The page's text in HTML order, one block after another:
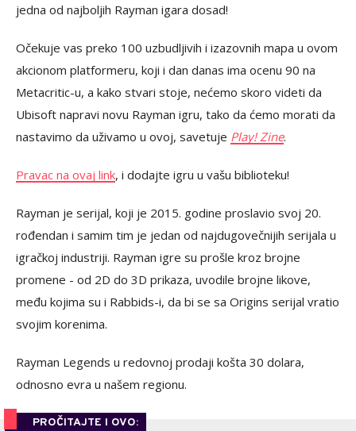
jedna od najboljih Rayman igara dosad!
Očekuje vas preko 100 uzbudljivih i izazovnih mapa u ovom
akcionom platformeru, koji i dan danas ima ocenu 90 na
Metacritic-u, a kako stvari stoje, nećemo skoro videti da
Ubisoft napravi novu Rayman igru, tako da ćemo morati da
nastavimo da uživamo u ovoj, savetuje Play! Zine.
Pravac na ovaj link, i dodajte igru u vašu biblioteku!
Rayman je serijal, koji je 2015. godine proslavio svoj 20.
rođendan i samim tim je jedan od najdugovečnijih serijala u
igračkoj industriji. Rayman igre su prošle kroz brojne
promene - od 2D do 3D prikaza, uvodile brojne likove,
među kojima su i Rabbids-i, da bi se sa Origins serijal vratio
svojim korenima.
Rayman Legends u redovnoj prodaji košta 30 dolara,
odnosno evra u našem regionu.
PROČITAJTE I OVO: